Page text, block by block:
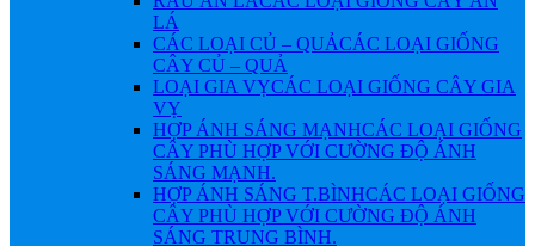
LÁ
CÁC LOẠI CỦ – QUẢCÁC LOẠI GIỐNG
CÂY CỦ – QUẢ
LOẠI GIA VỴCÁC LOẠI GIỐNG CÂY GIA
VỴ
HỢP ÁNH SÁNG MẠNHCÁC LOẠI GIỐNG
CÂY PHÙ HỢP VỚI CƯỜNG ĐỘ ÁNH
SÁNG MẠNH.
HỢP ÁNH SÁNG T.BÌNHCÁC LOẠI GIỐNG
CÂY PHÙ HỢP VỚI CƯỜNG ĐỘ ÁNH
SÁNG TRUNG BÌNH.